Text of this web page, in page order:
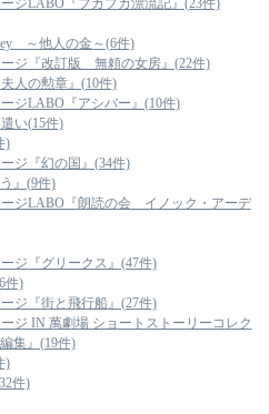
ジLABO『プカプカ漂流記』(23件)
～他人の金～(6件)
ジ『改訂版 無頼の女房』(22件)
人の勲章』(10件)
ジLABO『アシバー』(10件)
い(15件)
)
ジ『幻の国』(34件)
』(9件)
ジLABO『朗読の会 イノック・アーデ
ジ『グリークス』(47件)
件)
ジ『街と飛行船』(27件)
ジ IN 萬劇場 ショートストーリーコレク
集』(19件)
)
件)